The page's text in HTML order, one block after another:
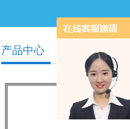
产品中心